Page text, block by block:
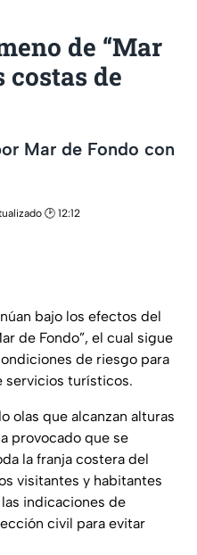
de “Mar
costas de
Mar de Fondo con
🕑 12:12
bajo los efectos del
de Fondo”, el cual sigue
de riesgo para
servicios turísticos.
olas que alcanzan alturas
provocado que se
la franja costera del
visitantes y habitantes
indicaciones de
civil para evitar